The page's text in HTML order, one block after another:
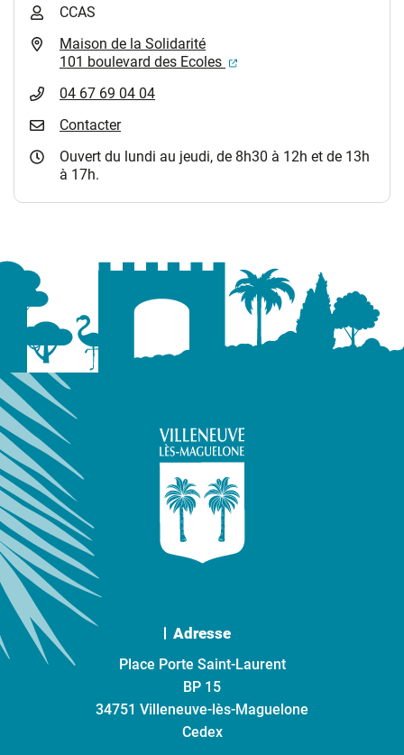
CCAS
Maison de la Solidarité
101 boulevard des Ecoles
(ouverture dans un
04 67 69 04 04
Contacter
Ouvert du lundi au jeudi, de 8h30 à 12h et de 13h
à 17h.
Adresse
Place Porte Saint-Laurent
BP 15
34751 Villeneuve-lès-Maguelone
Cedex